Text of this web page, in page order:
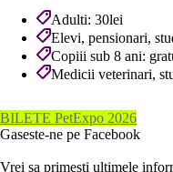
Adulti: 30lei
Elevi, pensionari,
Copiii sub 8 ani:
Medicii veterinari,
BILETE PetExpo 2026
Gaseste-ne pe Facebook
Vrei sa primesti ultimele